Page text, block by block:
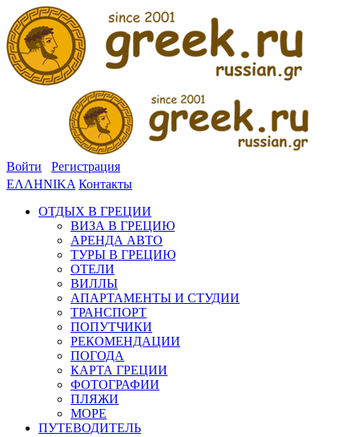
Войти
Регистрация
ΕΛΛΗΝΙΚΑ Контакты
ОТДЫХ В ГРЕЦИИ
ВИЗА В ГРЕЦИЮ
АРЕНДА АВТО
ТУРЫ В ГРЕЦИЮ
ОТЕЛИ
ВИЛЛЫ
АПАРТАМЕНТЫ И СТУДИИ
ТРАНСПОРТ
ПОПУТЧИКИ
РЕКОМЕНДАЦИИ
ПОГОДА
КАРТА ГРЕЦИИ
ФОТОГРАФИИ
ПЛЯЖИ
МОРЕ
ПУТЕВОДИТЕЛЬ